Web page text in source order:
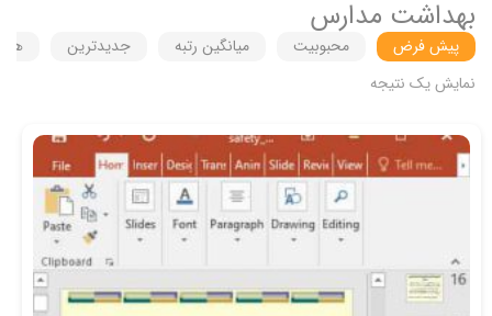
بهداشت مدارس
پیش فرض محبوبیت میانگین رتبه جدیدترین
نمایش یک نتیجه